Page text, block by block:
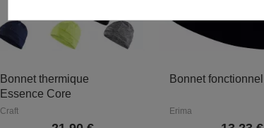
Bonnet thermique
Essence Core
Craft
Bonnet fonctionnel
Erima